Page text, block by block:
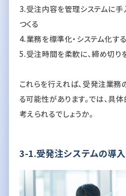
3.受注内容を管理システムに
つくる
4.業務を標準化・システム化する
5.受注時間を柔軟に、締め切り
これらを行えれば、受発注業務
る可能性があります。では、具
考えられるでしょうか。
3-1.受発注システムの導